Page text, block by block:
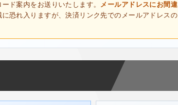
ド案内をお送りいたします。 メールアドレスにお間違
に恐れ入りますが、決済リンク先でのメールアドレスの